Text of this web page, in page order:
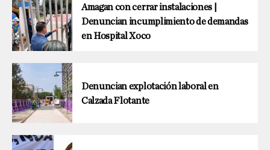
Amagan con cerrar instalaciones |
Denuncian incumplimiento de demandas
en Hospital Xoco
Denuncian explotación laboral en
Calzada Flotante